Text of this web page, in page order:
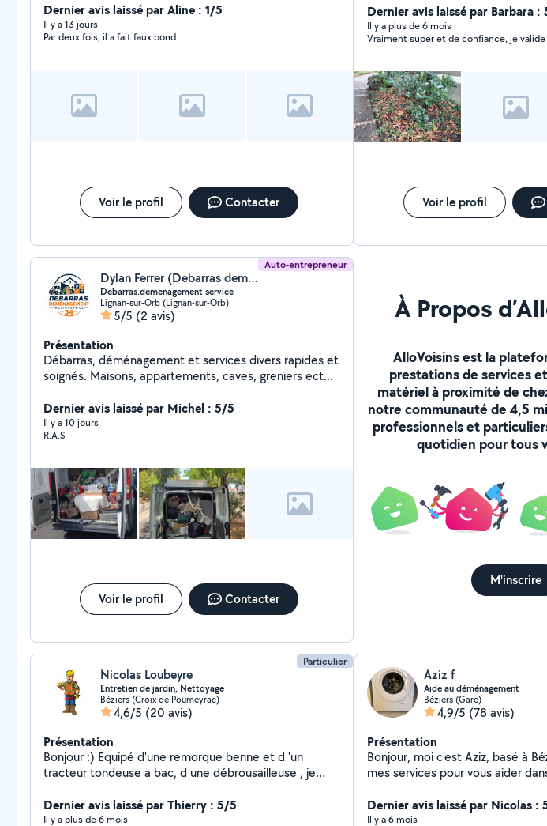
Dernier avis laissé par Aline : 1/5
Il y a 13 jours
Par deux fois, il a fait faux bond.
Voir le profil Contacter
Dernier avis laissé par Barbara :
Il y a plus de 6 mois
Vraiment super et de confiance, je valide
Voir le profil
Auto-entrepreneur
Dylan Ferrer (Debarras demenagement multi-services 34)
Debarras.demenagement service
Lignan-sur-Orb (Lignan-sur-Orb)
5/5 (2 avis)
Présentation
Débarras, déménagement et services divers rapides et
soignés. Maisons, appartements, caves, greniers ect...
Dernier avis laissé par Michel : 5/5
Il y a 10 jours
R.A.S
Voir le profil Contacter
À Propos
AlloVoisins est la
prestations de services
matériel à proximité de
notre communauté de 4,5
professionnels et
quotidien pour tous
M'inscrire
Particulier
Nicolas Loubeyre
Entretien de jardin, Nettoyage
Béziers (Croix de Poumeyrac)
4,6/5 (20 avis)
Présentation
Bonjour :) Equipé d'une remorque benne et d 'un
tracteur tondeuse a bac, d une débrousailleuse , je
ect ! Mais également le transport de sable, graviers ou
compost via la remorque benne Petits travaux de
Dernier avis laissé par Thierry : 5/5
Il y a plus de 6 mois
Aziz f
Aide au déménagement
Béziers (Gare)
4,9/5 (78 avis)
Présentation
Bonjour, moi c'est Aziz, basé à Béziers ! Je
mes services pour vous aider
sérieux : Aide au déménagement : cartons, meubles,
chargement de camion,
Dernier avis laissé par Nicolas :
Il y a 6 mois